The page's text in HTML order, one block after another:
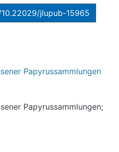
jlupub-15965
Papyrussammlungen
Papyrussammlungen;